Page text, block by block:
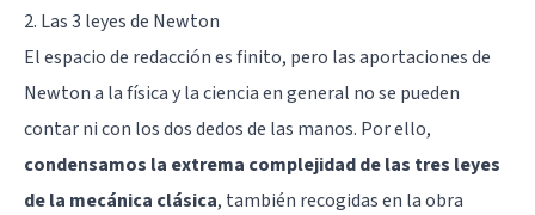
2. Las 3 leyes de Newton
El espacio de redacción es finito, pero las aportaciones de
Newton a la física y la ciencia en general no se pueden
contar ni con los dos dedos de las manos. Por ello,
condensamos la extrema complejidad de las tres leyes
de la mecánica clásica, también recogidas en la obra